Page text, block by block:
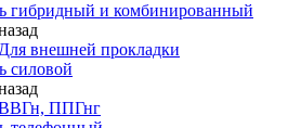
гибридный и комбинированный
Для внешней прокладки
силовой
ППГнг